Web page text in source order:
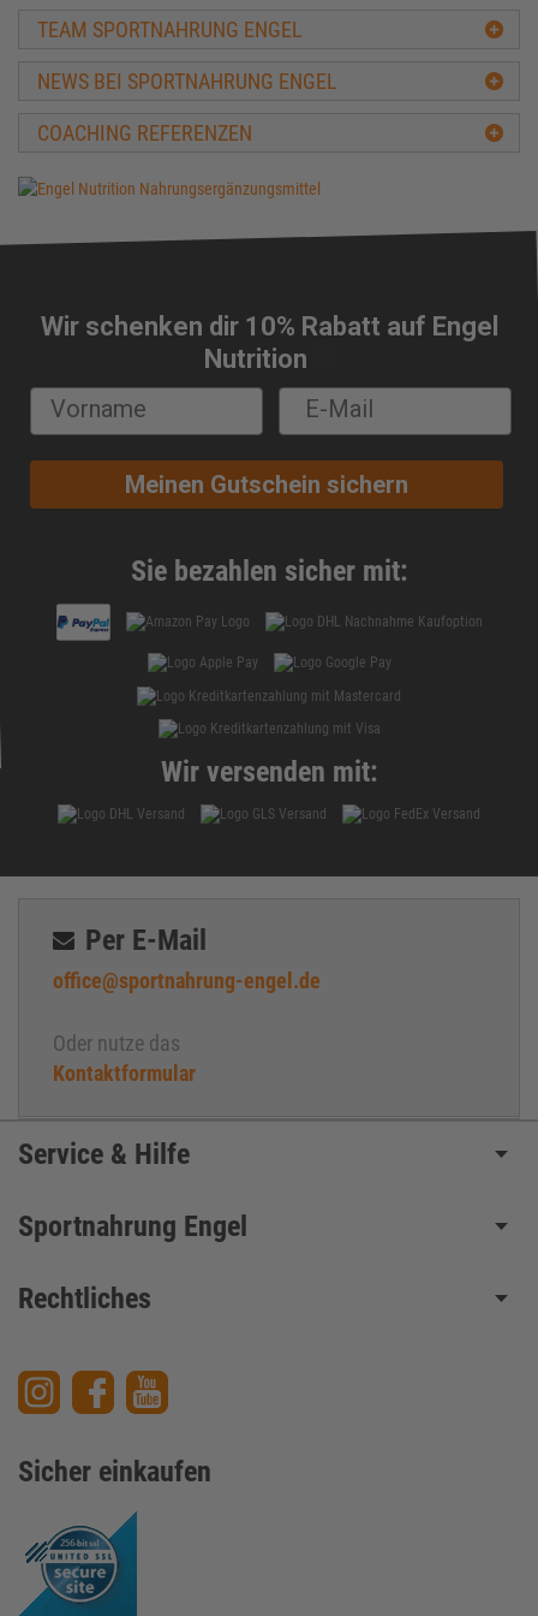
TEAM SPORTNAHRUNG ENGEL
NEWS BEI SPORTNAHRUNG ENGEL
COACHING REFERENZEN
Wir schenken dir 10% Rabatt auf Engel
Nutrition
Meinen Gutschein sichern
Sie bezahlen sicher mit:
Wir versenden mit:
Per E-Mail
office@sportnahrung-engel.de
Oder nutze das
Kontaktformular
Service & Hilfe
Sportnahrung Engel
Rechtliches
Sicher einkaufen